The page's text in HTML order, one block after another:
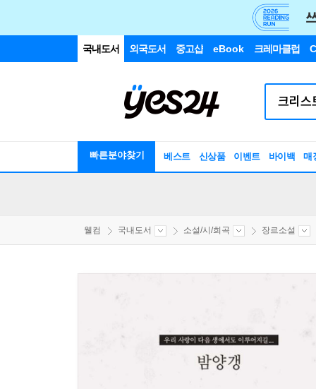
국내도서 외국도서 중고샵 eBook 크레마클럽
빠른분야찾기 베스트 신상품 이벤트 바이백 매
웰컴 국내도서 소설/시/희곡 장르소설